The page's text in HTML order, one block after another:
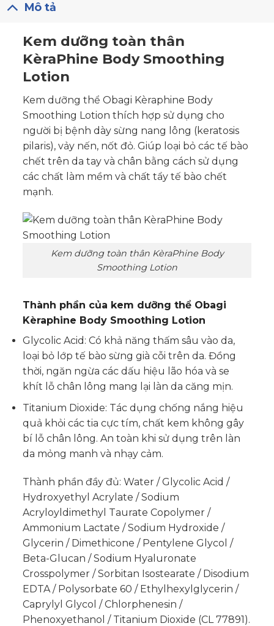
Mô tả
Kem dưỡng toàn thân
KèraPhine Body Smoothing
Lotion
Kem dưỡng thể Obagi Kèraphine Body
Smoothing Lotion thích hợp sử dụng cho
người bị bệnh dày sừng nang lông (keratosis
pilaris), vảy nến, nốt đỏ. Giúp loại bỏ các tế bào
chết trên da tay và chân bằng cách sử dụng
các chất làm mềm và chất tẩy tế bào chết
mạnh.
Kem dưỡng toàn thân KèraPhine Body
Smoothing Lotion
Thành phần của kem dưỡng thể Obagi
Kèraphine Body Smoothing Lotion
Glycolic Acid: Có khả năng thấm sâu vào da,
loại bỏ lớp tế bào sừng già cỗi trên da. Đồng
thời, ngăn ngừa các dấu hiệu lão hóa và se
khít lỗ chân lông mang lại làn da căng mịn.
Titanium Dioxide: Tác dụng chống nắng hiệu
quả khỏi các tia cực tím, chất kem không gây
bí lỗ chân lông. An toàn khi sử dụng trên làn
da mỏng manh và nhạy cảm.
Thành phần đầy đủ: Water / Glycolic Acid /
Hydroxyethyl Acrylate / Sodium
Acryloyldimethyl Taurate Copolymer /
Ammonium Lactate / Sodium Hydroxide /
Glycerin / Dimethicone / Pentylene Glycol /
Beta-Glucan / Sodium Hyaluronate
Crosspolymer / Sorbitan Isostearate / Disodium
EDTA / Polysorbate 60 / Ethylhexylglycerin /
Caprylyl Glycol / Chlorphenesin /
Phenoxyethanol / Titanium Dioxide (CL 77891).